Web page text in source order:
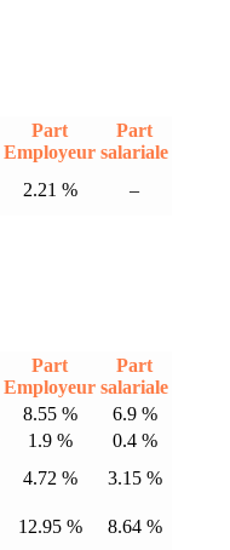
Part
Employeur
Part
salariale
2.21 % –
Part
Employeur
Part
salariale
8.55 %
6.9 %
1.9 %
0.4 %
4.72 %
3.15 %
12.95 %
8.64 %